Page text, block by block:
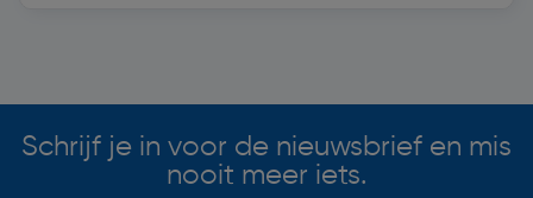
Schrijf je in voor de nieuwsbrief en mis
nooit meer iets.